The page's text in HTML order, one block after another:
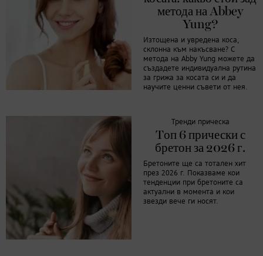
метода на Abbey
Yung?
Изтощена и увредена коса,
склонна към накъсване? С
метода на Abby Yung можете да
създадете индивидуална рутина
за грижа за косата си и да
научите ценни съвети от нея.
Тренди прическа
Tоп 6 прически с
бретон за 2026 г.
Бретоните ще са тотален хит
през 2026 г. Показваме кои
тенденции при бретоните са
актуални в момента и кои
звезди вече ги носят.